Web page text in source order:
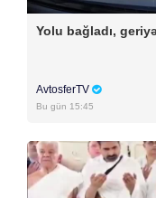
Yolu bağladı,
AvtosferTV
Bu gün 15:45